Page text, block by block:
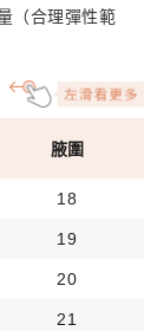
（合理彈性範
腋圍
18
19
20
21